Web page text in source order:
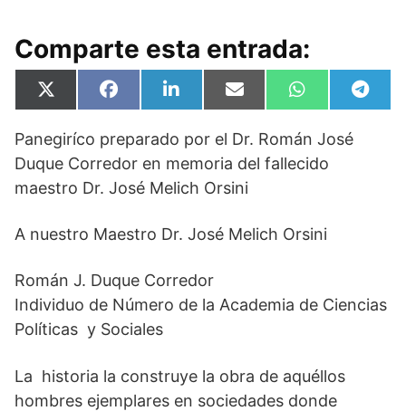
Comparte esta entrada:
Compartir
en
X
(
w
i
t
t
e
)
Compartir
en
F
a
e
b
o
o
k
Compartir
en
L
i
k
e
d
I
n
Compartir
en
E
m
i
l
Compartir
en
W
h
t
s
A
en
T
e
Panegiríco preparado por el Dr. Román José
Duque Corredor en memoria del fallecido
maestro Dr. José Melich Orsini
A nuestro Maestro Dr. José Melich Orsini
Román J. Duque Corredor
Individuo de Número de la Academia de Ciencias
Políticas y Sociales
La historia la construye la obra de aquéllos
hombres ejemplares en sociedades donde